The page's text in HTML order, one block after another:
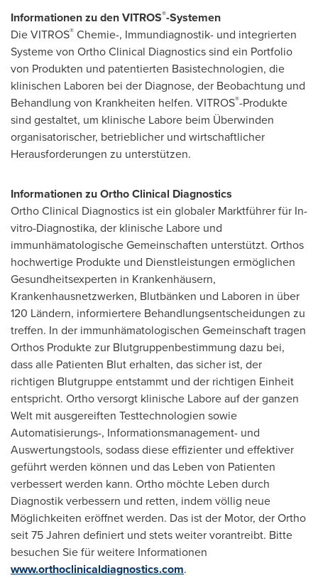
Informationen zu denVITROS®-Systemen
Die VITROS® Chemie-, Immundiagnostik- und integrierten
Systeme von Ortho Clinical Diagnostics sind ein Portfolio
von Produkten und patentierten Basistechnologien, die
klinischen Laboren bei der Diagnose, der Beobachtung und
Behandlung von Krankheiten helfen. VITROS®-Produkte
sind gestaltet, um klinische Labore beim Überwinden
organisatorischer, betrieblicher und wirtschaftlicher
Herausforderungen zu unterstützen.
Informationen zu Ortho Clinical Diagnostics
Ortho Clinical Diagnostics ist ein globaler Marktführer für In-
vitro-Diagnostika, der klinische Labore und
immunhämatologische Gemeinschaften unterstützt. Orthos
hochwertige Produkte und Dienstleistungen ermöglichen
Gesundheitsexperten in Krankenhäusern,
Krankenhausnetzwerken, Blutbänken und Laboren in über
120 Ländern, informiertere Behandlungsentscheidungen zu
treffen. In der immunhämatologischen Gemeinschaft tragen
Orthos Produkte zur Blutgruppenbestimmung dazu bei,
dass alle Patienten Blut erhalten, das sicher ist, der
richtigen Blutgruppe entstammt und der richtigen Einheit
entspricht. Ortho versorgt klinische Labore auf der ganzen
Welt mit ausgereiften Testtechnologien sowie
Automatisierungs-, Informationsmanagement- und
Auswertungstools, sodass diese effizienter und effektiver
geführt werden können und das Leben von Patienten
verbessert werden kann. Ortho möchte Leben durch
Diagnostik verbessern und retten, indem völlig neue
Möglichkeiten eröffnet werden. Das ist der Motor, der Ortho
seit 75 Jahren definiert und stets weiter vorantreibt. Bitte
besuchen Sie für weitere Informationen
www.orthoclinicaldiagnostics.com.